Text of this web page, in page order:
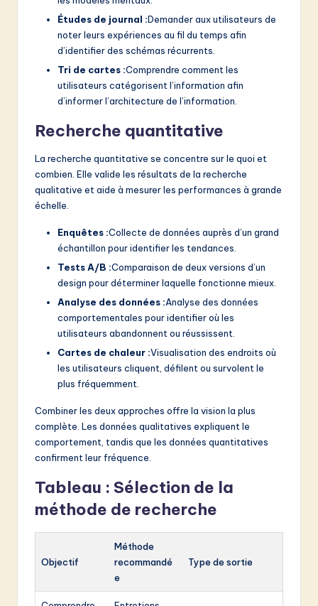
Études de journal :Demander aux utilisateurs de
noter leurs expériences au fil du temps afin
d’identifier des schémas récurrents.
Tri de cartes :Comprendre comment les
utilisateurs catégorisent l’information afin
d’informer l’architecture de l’information.
Recherche quantitative
La recherche quantitative se concentre sur le quoi et
combien. Elle valide les résultats de la recherche
qualitative et aide à mesurer les performances à grande
échelle.
Enquêtes :Collecte de données auprès d’un grand
échantillon pour identifier les tendances.
Tests A/B :Comparaison de deux versions d’un
design pour déterminer laquelle fonctionne mieux.
Analyse des données :Analyse des données
comportementales pour identifier où les
utilisateurs abandonnent ou réussissent.
Cartes de chaleur :Visualisation des endroits où
les utilisateurs cliquent, défilent ou survolent le
plus fréquemment.
Combiner les deux approches offre la vision la plus
complète. Les données qualitatives expliquent le
comportement, tandis que les données quantitatives
confirment leur fréquence.
Tableau : Sélection de la
méthode de recherche
Objectif
Méthode
recommandé
e
Type de sortie